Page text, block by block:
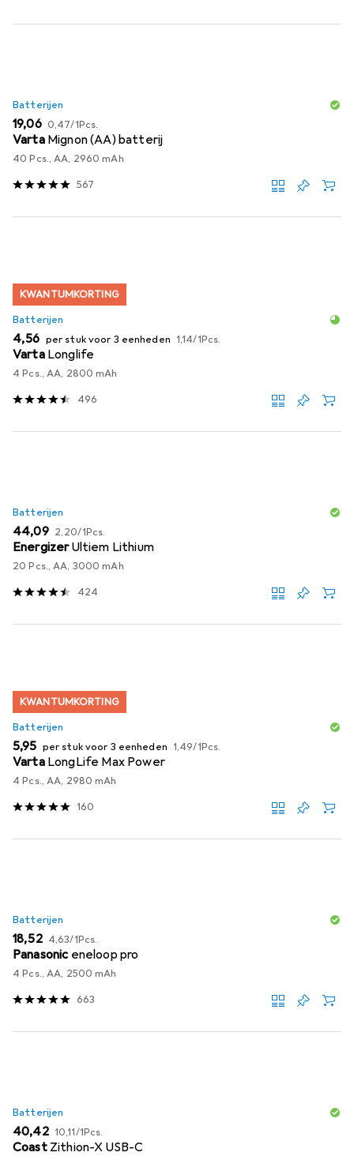
Batterijen
EUR
19,06 EUR
0,47/1Pcs.
Varta Mignon (AA) batterij
40 Pcs., AA, 2960 mAh
567
KWANTUMKORTING
Batterijen
EUR
4,56 per stuk voor 3 eenheden EUR
1,14/1Pcs.
Varta Longlife
4 Pcs., AA, 2800 mAh
496
Batterijen
EUR
44,09 EUR
2,20/1Pcs.
EnergizerUltiem Lithium
20 Pcs., AA, 3000 mAh
424
KWANTUMKORTING
Batterijen
EUR
5,95 per stuk voor 3 eenheden EUR
1,49/1Pcs.
Varta LongLife Max Power
4 Pcs., AA, 2980 mAh
160
Batterijen
EUR
18,52 EUR
4,63/1Pcs.
Panasonic eneloop pro
4 Pcs., AA, 2500 mAh
663
Batterijen
EUR
40,42 EUR
10,11/1Pcs.
Coast Zithion-X USB-C